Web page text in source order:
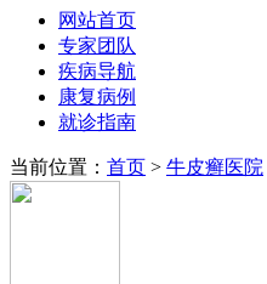
网站首页
专家团队
疾病导航
康复病例
就诊指南
当前位置： 首页 > 牛皮癣医院